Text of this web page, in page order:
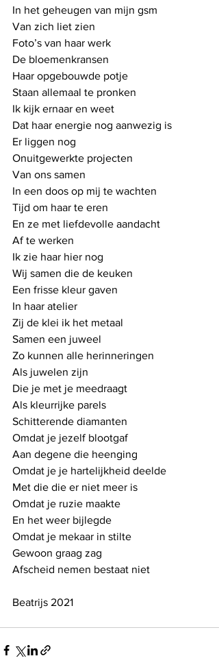
In het geheugen van mijn gsm
Van zich liet zien
Foto’s van haar werk
De bloemenkransen
Haar opgebouwde potje
Staan allemaal te pronken
Ik kijk ernaar en weet
Dat haar energie nog aanwezig is
Er liggen nog
Onuitgewerkte projecten
Van ons samen
In een doos op mij te wachten
Tijd om haar te eren
En ze met liefdevolle aandacht
Af te werken
Ik zie haar hier nog
Wij samen die de keuken
Een frisse kleur gaven
In haar atelier
Zij de klei ik het metaal
Samen een juweel
Zo kunnen alle herinneringen
Als juwelen zijn
Die je met je meedraagt
Als kleurrijke parels
Schitterende diamanten
Omdat je jezelf blootgaf
Aan degene die heenging
Omdat je je hartelijkheid deelde
Met die die er niet meer is
Omdat je ruzie maakte
En het weer bijlegde
Omdat je mekaar in stilte
Gewoon graag zag
Afscheid nemen bestaat niet
Beatrijs 2021